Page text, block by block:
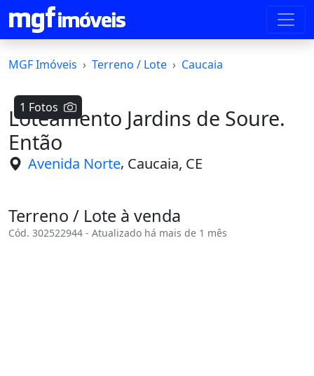
MGF Imóveis Terreno / Lote Caucaia
1 Fotos
Loteamento Jardins de Soure.
Então
Avenida Norte, Caucaia, CE
Terreno / Lote à venda
Cód. 302522944 - Atualizado há mais de 1 mês